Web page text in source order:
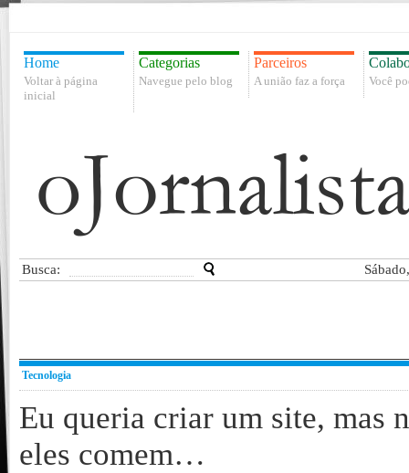
Home
Voltar à página
inicial
Categorias
Navegue pelo blog
Parceiros
A união faz a força Você
Busca:
Tecnologia
Eu queria criar um site, mas
eles comem…